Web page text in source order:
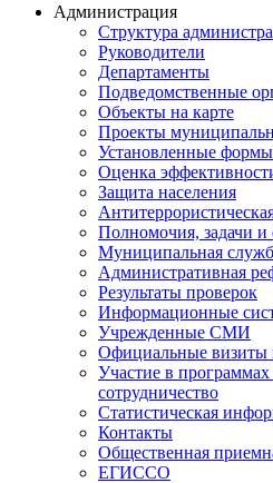
Администрация
Структура
Руководители
Департаменты
Подведомственные
Объекты на карте
Проекты
Установленные
Оценка
Защита населения
Полномочия, задачи
Муниципальная
Административная
Результаты проверок
Информационные
Учрежденные СМИ
Официальные визиты
Участие в
сотрудничество
Статистическая
Контакты
Общественная
ЕГИССО